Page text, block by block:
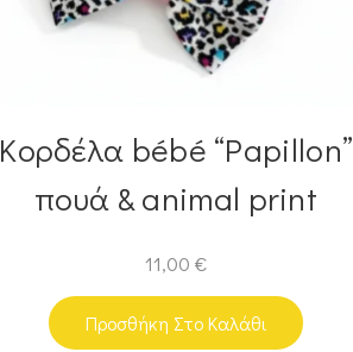
Κορδέλα bébé “Papillon”
πουά & animal print
11,00 €
Προσθήκη Στο Καλάθι